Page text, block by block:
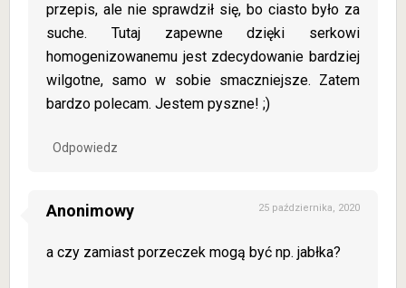
przepis, ale nie sprawdził się, bo ciasto było za
suche. Tutaj zapewne dzięki serkowi
homogenizowanemu jest zdecydowanie bardziej
wilgotne, samo w sobie smaczniejsze. Zatem
bardzo polecam. Jestem pyszne! ;)
Odpowiedz
Anonimowy 25 października, 2020
a czy zamiast porzeczek mogą być np. jabłka?